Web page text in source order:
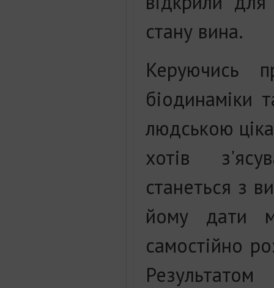
стану вина.
Керуючись
біодинаміки
людською
хотів
станеться з
йому дати
самостійно